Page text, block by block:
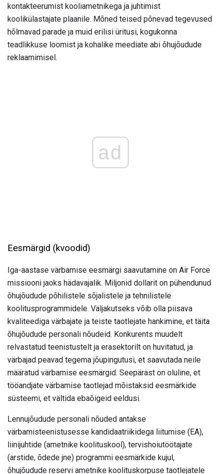
kontakteerumist kooliametnikega ja juhtimist
koolikülastajate plaanile. Mõned teised põnevad tegevused
hõlmavad parade ja muid erilisi üritusi, kogukonna
teadlikkuse loomist ja kohalike meediate abi õhujõudude
reklaamimisel.
ad
Eesmärgid (kvoodid)
Iga-aastase värbamise eesmärgi saavutamine on Air Force
missiooni jaoks hädavajalik. Miljonid dollarit on pühendunud
õhujõudude põhilistele sõjalistele ja tehnilistele
koolitusprogrammidele. Väljakutseks võib olla piisava
kvaliteediga värbajate ja teiste taotlejate hankimine, et täita
õhujõudude personali nõudeid. Konkurents muudelt
relvastatud teenistustelt ja erasektorilt on huvitatud, ja
värbajad peavad tegema jõupingutusi, et saavutada neile
määratud värbamise eesmärgid. Seepärast on oluline, et
tööandjate värbamise taotlejad mõistaksid eesmärkide
süsteemi, et vältida ebaõigeid eeldusi.
Lennujõudude personali nõuded antakse
värbamisteenistusesse kandidaatriikidega liitumise (EA),
liinijuhtide (ametnike koolituskool), tervishoiutöötajate
(arstide, õdede jne) programmi eesmärkide kujul,
õhujõudude reservi ametnike koolituskorpuse taotlejatele